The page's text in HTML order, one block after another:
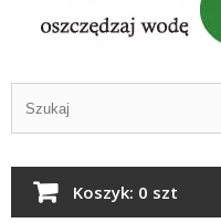
Koszyk: 0 szt